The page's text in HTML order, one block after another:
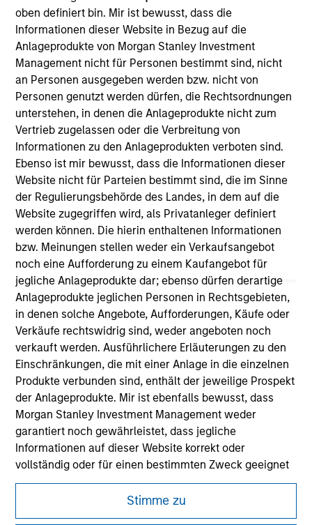
oben definiert bin. Mir ist bewusst, dass die
Informationen dieser Website in Bezug auf die
Anlageprodukte von Morgan Stanley Investment
Management nicht für Personen bestimmt sind, nicht
an Personen ausgegeben werden bzw. nicht von
Personen genutzt werden dürfen, die Rechtsordnungen
unterstehen, in denen die Anlageprodukte nicht zum
Vertrieb zugelassen oder die Verbreitung von
Informationen zu den Anlageprodukten verboten sind.
Ebenso ist mir bewusst, dass die Informationen dieser
Website nicht für Parteien bestimmt sind, die im Sinne
der Regulierungsbehörde des Landes, in dem auf die
Website zugegriffen wird, als Privatanleger definiert
werden können. Die hierin enthaltenen Informationen
bzw. Meinungen stellen weder ein Verkaufsangebot
noch eine Aufforderung zu einem Kaufangebot für
jegliche Anlageprodukte dar; ebenso dürfen derartige
Anlageprodukte jeglichen Personen in Rechtsgebieten,
in denen solche Angebote, Aufforderungen, Käufe oder
Verkäufe rechtswidrig sind, weder angeboten noch
verkauft werden. Ausführlichere Erläuterungen zu den
Einschränkungen, die mit einer Anlage in die einzelnen
Produkte verbunden sind, enthält der jeweilige Prospekt
der Anlageprodukte. Mir ist ebenfalls bewusst, dass
Morgan Stanley Investment Management weder
garantiert noch gewährleistet, dass jegliche
Informationen auf dieser Website korrekt oder
vollständig oder für einen bestimmten Zweck geeignet
sind.
Anträge für Anteile in den auf der Website erwähnten
Stimme zu
the investment mentioned resulted in positive performance
(for realized holdings), or will perform well in the future (for
current holdings). The trademarks and service marks above
are the property of their respective owners. The information
on this website has not been authorized, sponsored, or
otherwise approved by such owners. By clicking on any
links shown here, you agree that you are navigating to a
third party site. We are providing these hyperlinks to you
only as a convenience and the inclusion of any hyperlink is
not and does not imply any endorsement, approval,
investigation, verification or monitoring by us of any
information contained in any hyperlinked site. In no event
shall we be responsible for the information contained on
the site or your use of such site.
Morgan Stanley
Morgan Stanley Careers
Dieses Dokument ist ein Marketingdokument.
Nutzer müssen die Nutzungsbedingungen lesen und